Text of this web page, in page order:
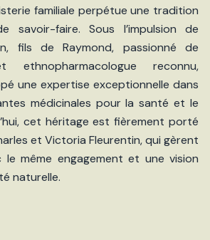
familiale perpétue une tradition
savoir-faire. Sous l’impulsion de
fils de Raymond, passionné de
ethnopharmacologue reconnu,
une expertise exceptionnelle dans
médicinales pour la santé et le
cet héritage est fièrement porté
et Victoria Fleurentin, qui gèrent
le même engagement et une vision
naturelle.